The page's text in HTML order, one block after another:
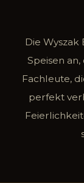
Die
Speisen
Fachleute,
perfekt